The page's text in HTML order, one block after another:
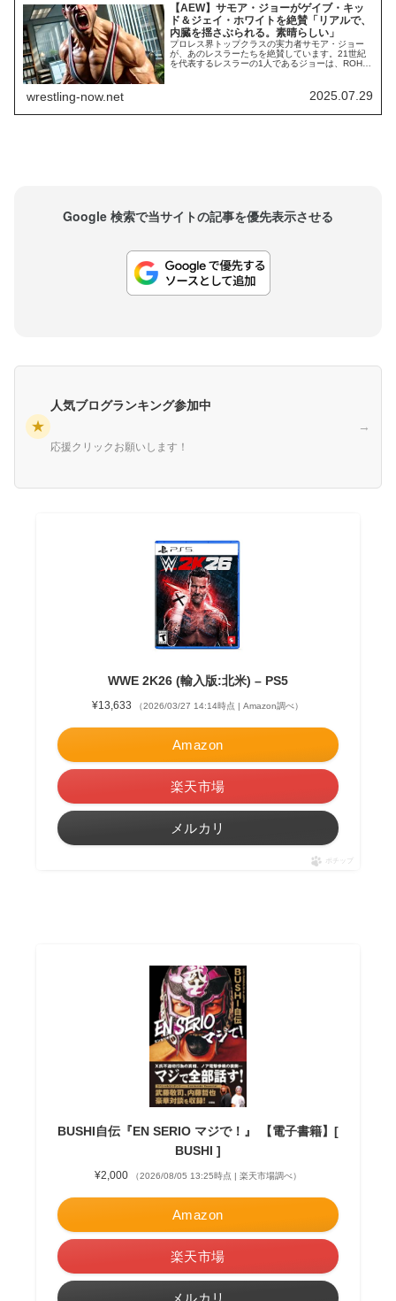
【AEW】サモア・ジョーがゲイブ・キッ
ド＆ジェイ・ホワイトを絶賛「リアルで、
内臓を揺さぶられる。素晴らしい」
プロレス界トップクラスの実力者サモア・ジョー
が、あのレスラーたちを絶賛しています。21世紀
を代表するレスラーの1人であるジョーは、ROHや
HOOK、パワーハウス・ホブスとのユニットThe
OppsでAEW世界トリオ王座を獲得するなど、確か
wrestling-now.net 2025.07.29
Google 検索で当サイトの記事を優先表示させる
★
人気ブログランキング参加中
応援クリックお願いします！
→
WWE 2K26 (輸入版:北米) – PS5
¥13,633 （2026/03/27 14:14時点 | Amazon調べ）
Amazon
楽天市場
メルカリ
ポチップ
BUSHI自伝『EN SERIO マジで！』 【電子書籍】[
BUSHI ]
¥2,000 （2026/08/05 13:25時点 | 楽天市場調べ）
Amazon
楽天市場